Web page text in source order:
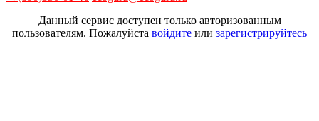
Данный сервис доступен только авторизованным
пользователям. Пожалуйста войдите или зарегистрируйтесь